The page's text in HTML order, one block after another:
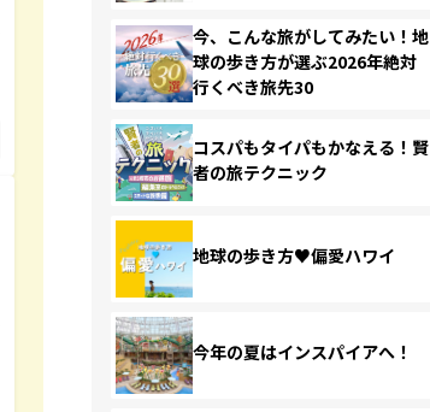
今、こんな旅がしてみたい！地
球の歩き方が選ぶ2026年絶対
行くべき旅先30
コスパもタイパもかなえる！賢
者の旅テクニック
地球の歩き方♥偏愛ハワイ
今年の夏はインスパイアへ！